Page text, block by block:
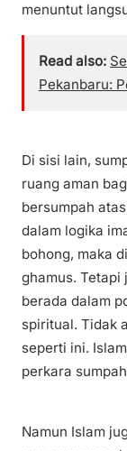
menuntut
Read also:
Pekanbaru:
Di sisi lain,
ruang aman
bersumpah
dalam logika
bohong, maka
ghamus. Tetapi
berada dalam
spiritual. Tidak
seperti ini.
perkara
Namun Islam